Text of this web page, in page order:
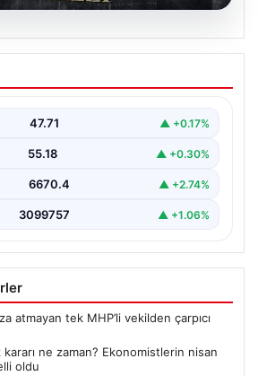
faiz kararı ne zaman?
nisan ayı faiz beklentisi
47.71 ▲ +0.17%
55.18 ▲ +0.30%
6670.4 ▲ +2.74%
3099757 ▲ +1.06%
atmayan tek MHP’li vekilden çarpıcı
kararı ne zaman? Ekonomistlerin nisan
oldu